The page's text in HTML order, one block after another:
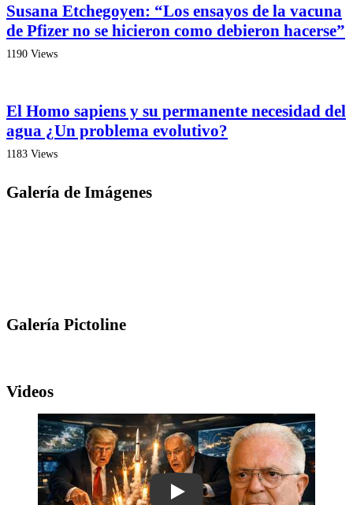
Susana Etchegoyen: “Los ensayos de la vacuna
de Pfizer no se hicieron como debieron hacerse”
1190 Views
El Homo sapiens y su permanente necesidad del
agua ¿Un problema evolutivo?
1183 Views
Galería de Imágenes
Galería Pictoline
Videos
Play